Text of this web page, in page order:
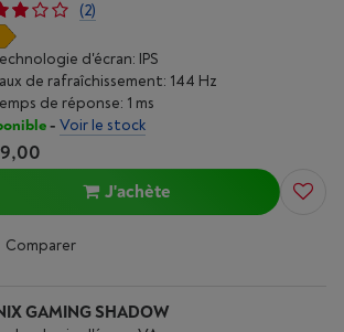
(2)
d'écran: IPS
de rafraîchissement: 144 Hz
de réponse: 1 ms
- Voir le stock
J'achète
Comparer
GAMING SHADOW